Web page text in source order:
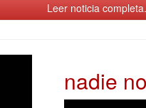
Leer noticia completa.
nadie